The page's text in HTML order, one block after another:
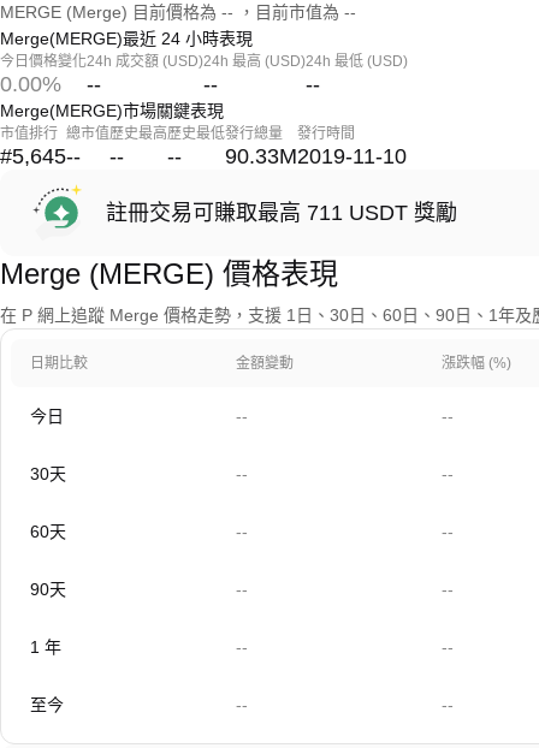
MERGE (Merge) 目前價格為 -- ，目前市值為 --
Merge(MERGE)最近 24 小時表現
今日價格變化
0.00%
24h 成交額 (USD)
--
24h 最高 (USD)
--
24h 最低 (USD)
--
Merge(MERGE)市場關鍵表現
市值排行
#5,645
總市值
--
歷史最高
--
歷史最低
--
發行總量
90.33M
發行時間
2019-11-10
註冊交易可賺取最高 711 USDT 獎勵
Merge (MERGE) 價格表現
在 P 網上追蹤 Merge 價格走勢，支援 1日、30日、60日、90日、1年及
日期比較 金額變動 漲跌幅 (%)
今日 -- --
30天 -- --
60天 -- --
90天 -- --
1 年 -- --
至今 -- --